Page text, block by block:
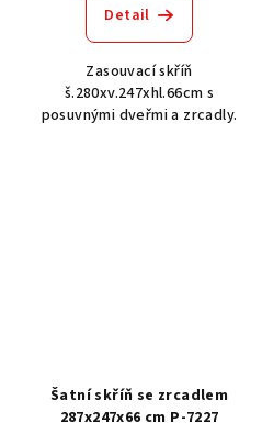
Detail
Zasouvací skříň
š.280xv.247xhl.66cm s
posuvnými dveřmi a zrcadly.
Šatní skříň se zrcadlem
287x247x66 cm P-7227